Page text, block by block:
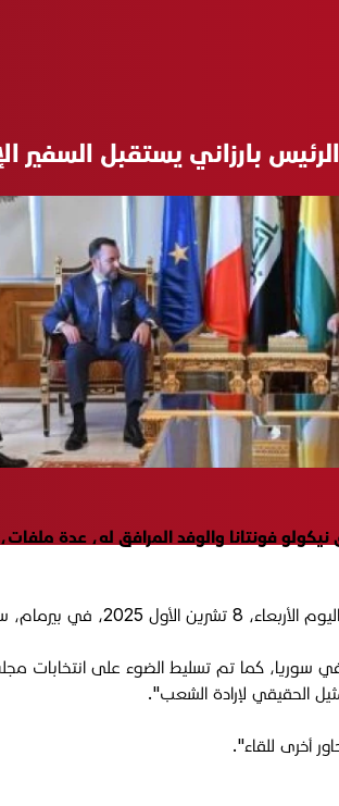
بارزاني يستقبل السفير
2025، مع السفير الإيطالي لدى العراق نيكولو فونتانا والوفد
والوفد المرافق له".
في سوريا، كما تم تسليط الضوء على
الحقيقي لإرادة الشعب".
أخرى للقاء".